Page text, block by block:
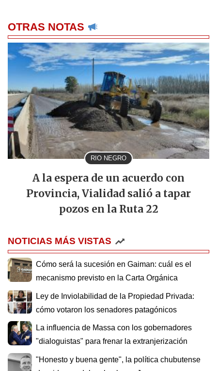
OTRAS NOTAS
RIO NEGRO
A la espera de un acuerdo con
Provincia, Vialidad salió a tapar
pozos en la Ruta 22
NOTICIAS MÁS VISTAS
Cómo será la sucesión en Gaiman: cuál es el
mecanismo previsto en la Carta Orgánica
Ley de Inviolabilidad de la Propiedad Privada:
cómo votaron los senadores patagónicos
La influencia de Massa con los gobernadores
"dialoguistas" para frenar la extranjerización
"Honesto y buena gente", la política chubutense